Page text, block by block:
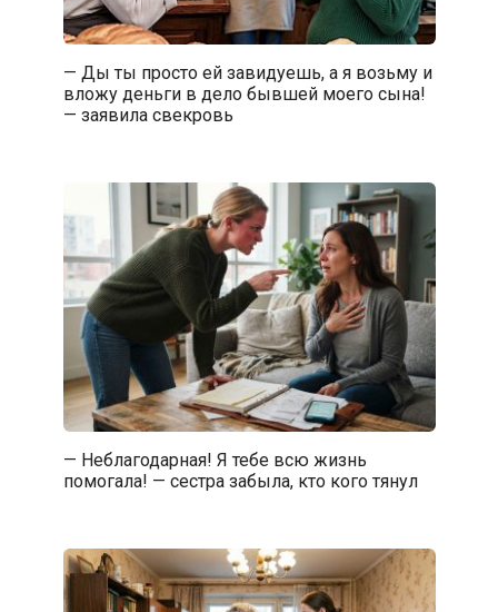
— Ды ты просто ей завидуешь, а я возьму и
вложу деньги в дело бывшей моего сына!
— заявила свекровь
— Неблагодарная! Я тебе всю жизнь
помогала! — сестра забыла, кто кого тянул